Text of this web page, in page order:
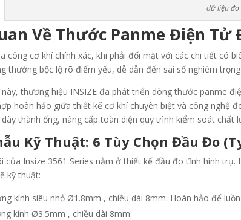
dữ liệu đo
Về Thước Panme Điện Tử
công cơ khí chính xác, khi phải đối mặt với các chi tiết có
thường bộc lộ rõ điểm yếu, dễ dẫn đến sai số nghiêm
thương hiệu INSIZE đã phát triển dòng thước panme
hoàn hảo giữa thiết kế cơ khí chuyên biệt và công
thành ống, nâng cấp toàn diện quy trình kiểm soát chất
Kỹ Thuật: 6 Tùy Chọn Đầu Đo
của Insize 3561 Series nằm ở thiết kế đầu đo tĩnh hình
kỹ thuật:
kính siêu nhỏ Ø1.8mm , chiều dài 8mm. Hoàn hảo để
kính Ø3.5mm , chiều dài 8mm.